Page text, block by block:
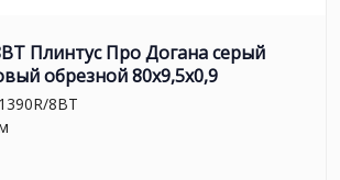
Плинтус Про Догана серый
обрезной 80x9,5x0,9
8BT